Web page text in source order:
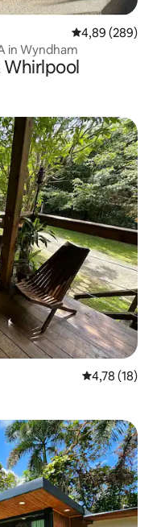
4,89 (289)
VILLA in Wyndham
4,78 (18)